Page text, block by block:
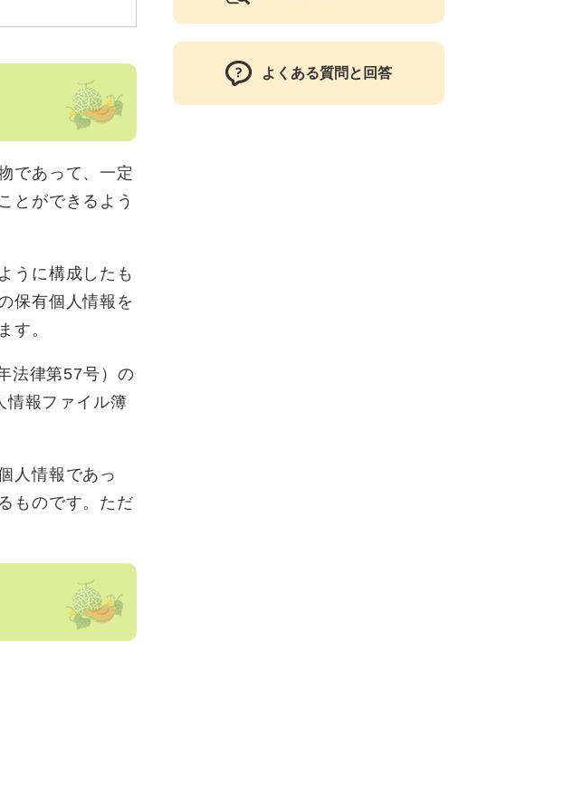
であって、一定
とができるよう
うに構成したも
保有個人情報を
す。
法律第57号）の
情報ファイル簿
人情報であっ
ものです。ただ
よくある質問と回答